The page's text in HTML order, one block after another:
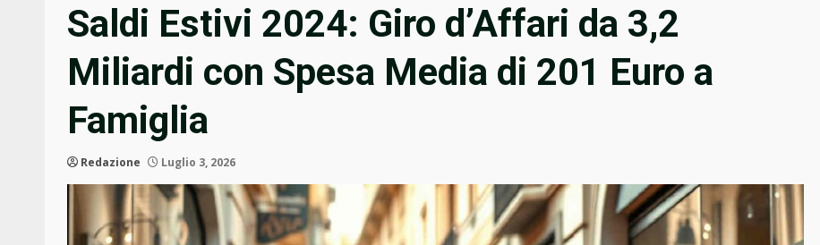
Saldi Estivi 2024: Giro d’Affari da 3,2
Miliardi con Spesa Media di 201 Euro a
Famiglia
Redazione Luglio 3, 2026